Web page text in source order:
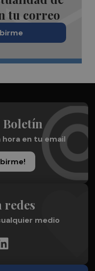
tu correo
Boletín
en tu email
redes
medio